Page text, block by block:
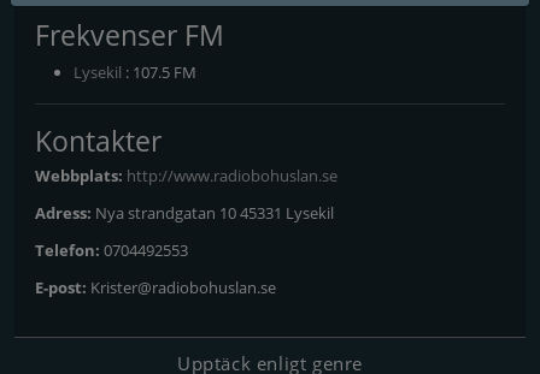
Frekvenser FM
Lysekil : 107.5 FM
Kontakter
Webbplats: http://www.radiobohuslan.se
Adress: Nya strandgatan 10 45331 Lysekil
Telefon: 0704492553
E-post: Krister@radiobohuslan.se
Upptäck enligt genre